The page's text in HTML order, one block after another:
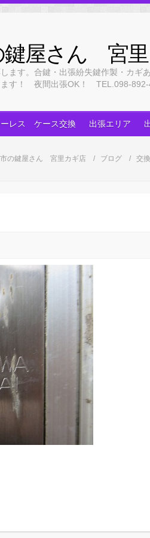
鍵屋さん 宮
ます。合鍵・出張紛失鍵作製・カ
ます！ 夜間出張OK！ TEL.098-
レス ケース交換 出張エリア
の鍵屋さん 宮里カギ店 ブログ 交